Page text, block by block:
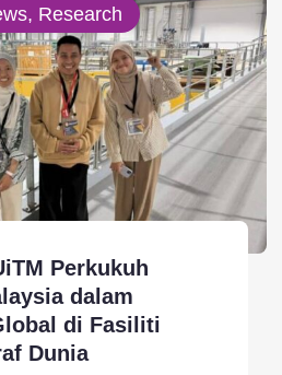
Research
Perkukuh
dalam
di Fasiliti
Dunia